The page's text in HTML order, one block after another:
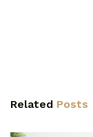
Related Posts